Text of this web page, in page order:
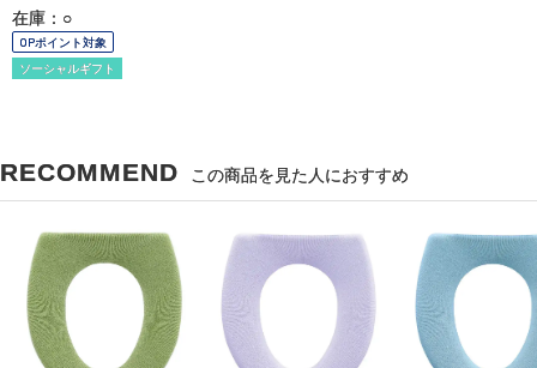
在庫：○
OPポイント対象
ソーシャルギフト
RECOMMEND この商品を見た人におすすめ